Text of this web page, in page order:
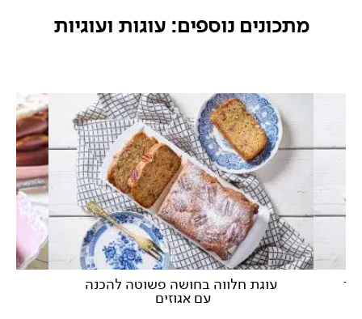
מתכונים נוספים: עוגות ועוגיות
עוגת חלווה בחושה פשוטה להכנה
עם אגוזים